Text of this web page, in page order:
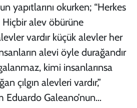
yapıtlarını okurken; “Herkes
Hiçbir alev öbürüne
vardır küçük alevler her
alevi öyle durağandır
kimi insanlarınsa
çılgın alevleri vardır,”
Eduardo Galeano’nun…